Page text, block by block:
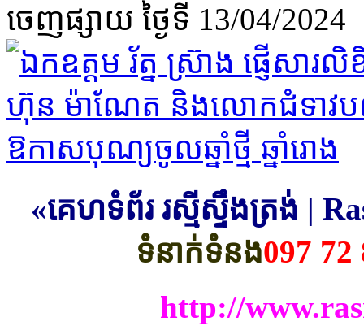
ចេញផ្សាយ ថ្ងៃទី 13/04/2024
«គេហទំព័រ រស្មីស្ទឹងត្រង់ |
ទំនាក់ទំនង097
http://